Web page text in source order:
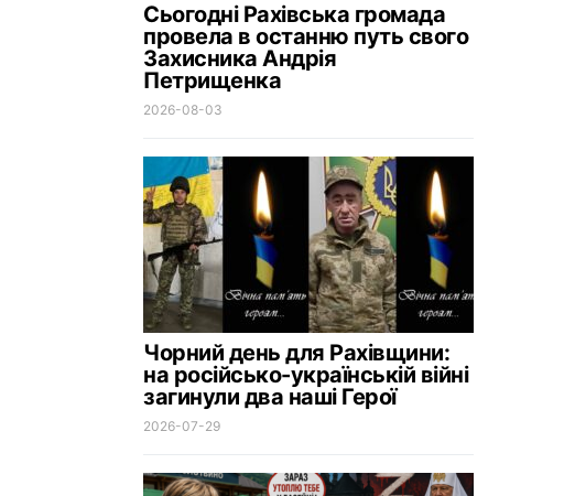
Сьогодні Рахівська громада
провела в останню путь свого
Захисника Андрія
Петрищенка
2026-08-03
Чорний день для Рахівщини:
на російсько-українській війні
загинули два наші Герої
2026-07-29